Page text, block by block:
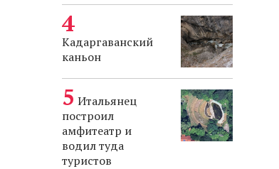
Кадаргаванский
каньон
Итальянец
построил
амфитеатр и
водил туда
туристов